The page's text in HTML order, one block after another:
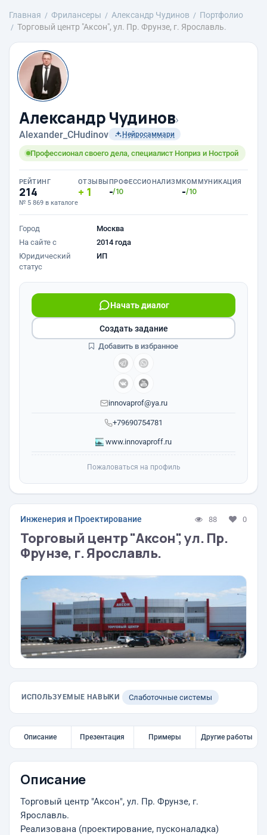
Главная Фрилансеры Александр Чудинов
Портфолио
Торговый центр "Аксон", ул. Пр. Фрунзе, г. Ярославль.
Александр Чудинов›
Alexander_CHudinov Нейросаммари
Профессионал своего дела, специалист Ноприз и Нострой
РЕЙТИНГ
214
№ 5 869 в каталоге
ОТЗЫВЫ
1
ПРОФЕССИОНАЛИЗМ
-/10
КОММУНИКАЦИЯ
-/10
Город
Москва
На сайте с
2014 года
Юридический
статус
ИП
+79690754781
Начать диалог
innovaprof@ya.ru
www.innovaproff.ru
Создать задание
Добавить в избранное
Пожаловаться на профиль
Инженерия и Проектирование 88 0
Торговый центр "Аксон", ул. Пр.
Фрунзе, г. Ярославль.
ИСПОЛЬЗУЕМЫЕ НАВЫКИ Слаботочные системы
Описание Презентация Примеры Другие работы
Описание
Торговый центр "Аксон", ул. Пр. Фрунзе, г.
Ярославль.
Реализована (проектирование, пусконаладка)